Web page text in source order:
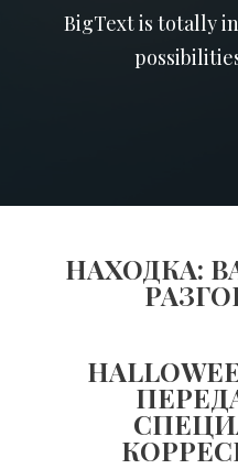
BigText is totally
НАХОДКА: